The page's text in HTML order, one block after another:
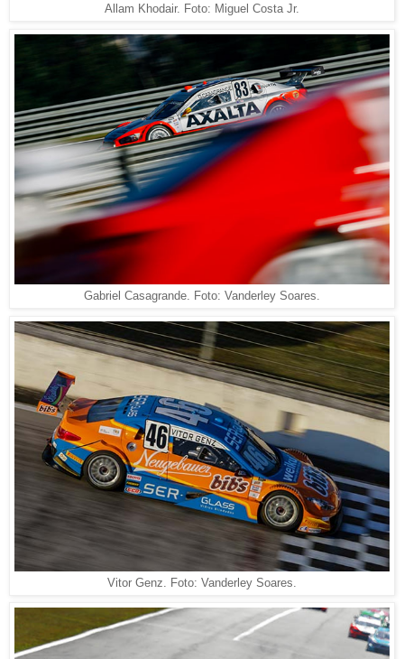
Allam Khodair. Foto: Miguel Costa Jr.
Gabriel Casagrande. Foto: Vanderley Soares.
Vitor Genz. Foto: Vanderley Soares.